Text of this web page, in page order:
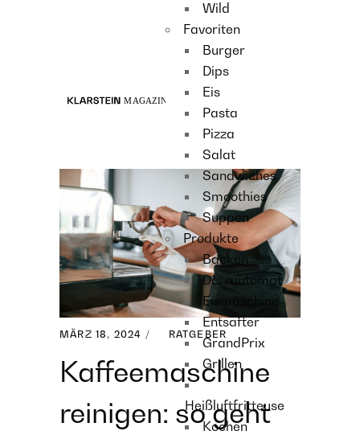
Wild
Favoriten
Burger
Dips
Eis
Pasta
Pizza
Salat
Sandwiches
Smoothies
Suppen
Produkte
Backen
Dörrautomat
Eismaschine
Entsafter
GrandPrix
Grillen
Heißluftfritteuse
Kochen
MÄRZ 18, 2024 RATGEBER
Kaffeemaschine
reinigen: so geht